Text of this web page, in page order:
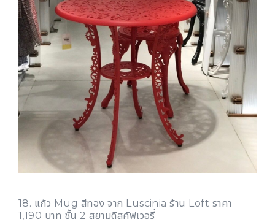
18. แก้ว Mug สีทอง จาก Luscinia ร้าน Loft ราคา
1,190 บาท ชั้น 2 สยามดิสคัฟเวอรี่